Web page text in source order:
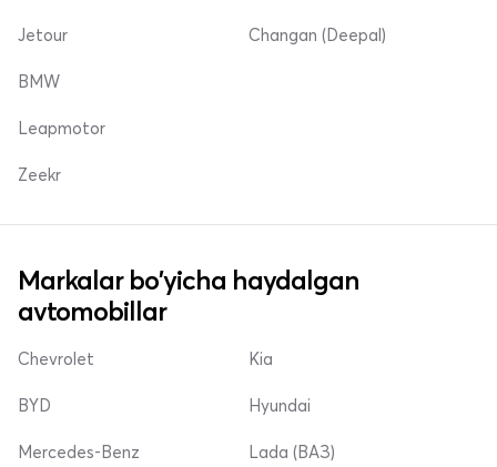
Jetour Changan (Deepal)
BMW
Leapmotor
Zeekr
Markalar bo'yicha haydalgan
avtomobillar
Chevrolet
BYD
Mercedes-Benz
Kia
Hyundai
Lada (ВАЗ)